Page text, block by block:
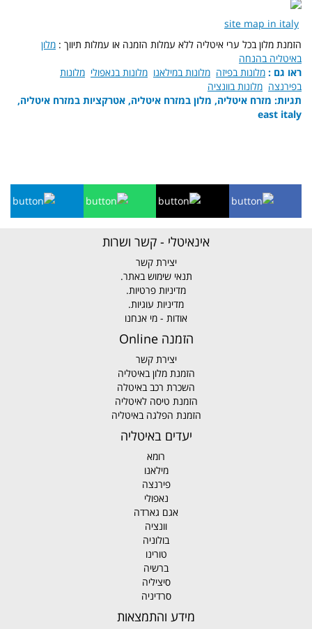
site map in italy
הזמנת מלון בכל ערי איטליה ללא עמלות הזמנה או עמלות תיווך : מלון
באיטליה בהנחה
ראו גם : מלונות בפיזה מלונות במילאנו מלונות בנאפולי מלונות
בפירנצה מלונות בוונציה
תגיות: מזרח איטליה, מלון במזרח איטליה, אטרקציות במזרח איטליה,
east italy
אינאיטלי - קשר ושרות
יצירת קשר
תנאי שימוש באתר.
מדיניות פרטיות.
מדיניות עוגיות.
אודות - מי אנחנו
הזמנה Online
יצירת קשר
הזמנת מלון באיטליה
השכרת רכב באיטלה
הזמנת טיסה לאיטליה
הזמנת הפלגה באיטליה
יעדים באיטליה
רומא
מילאנו
פירנצה
נאפולי
אגם גארדה
וונציה
בולוניה
טורינו
ברשיה
סיציליה
סרדיניה
מידע והתמצאות